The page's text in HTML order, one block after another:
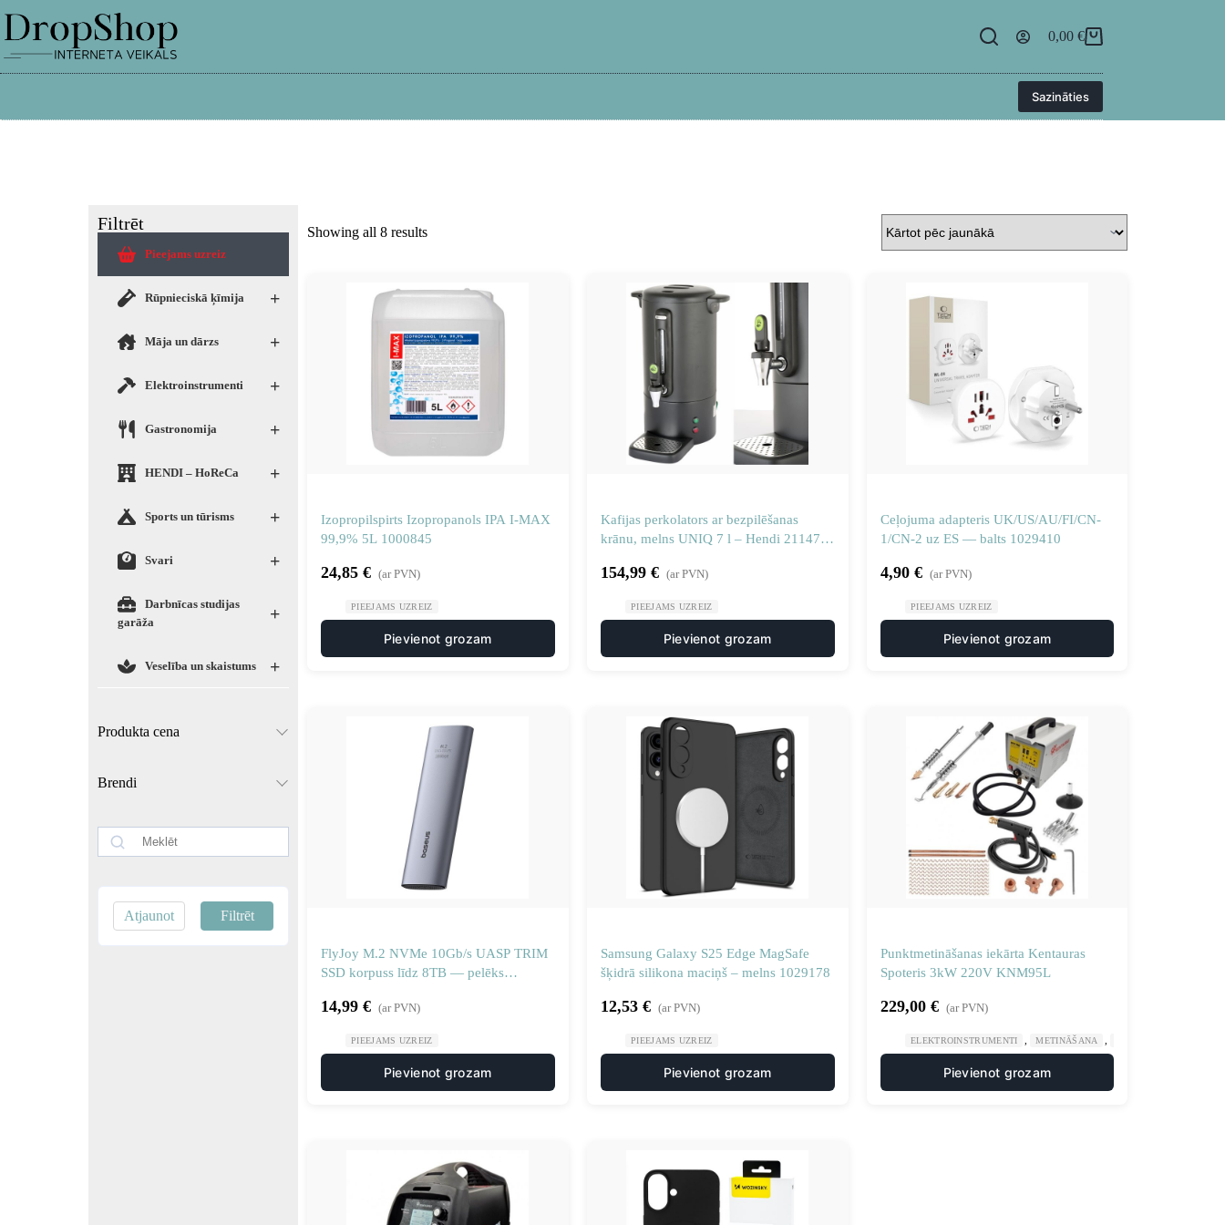
0,00 €
Sazināties
Filtrēt
Pieejams uzreiz
+
Rūpnieciskā ķīmija
+
Māja un dārzs
+
Elektroinstrumenti
+
Gastronomija
+
HENDI – HoReCa
+
Sports un tūrisms
+
Svari
+
Darbnīcas studijas
garāža
+
Veselība un skaistums
Produkta cena
Brendi
Filtrēt
Atjaunot
Showing all 8 results
Izopropilspirts Izopropanols IPA I-MAX
99,9% 5L 1000845
24,85 € (ar PVN)
PIEEJAMS UZREIZ
Pievienot grozam
Kafijas perkolators ar bezpilēšanas
krānu, melns UNIQ 7 l – Hendi 211472-
154,99 € (ar PVN)
PIEEJAMS UZREIZ
Pievienot grozam
Ceļojuma adapteris UK/US/AU/FI/CN-
1/CN-2 uz ES — balts 1029410
4,90 € (ar PVN)
PIEEJAMS UZREIZ
Pievienot grozam
FlyJoy M.2 NVMe 10Gb/s UASP TRIM
SSD korpuss līdz 8TB — pelēks
14,99 € (ar PVN)
PIEEJAMS UZREIZ
Pievienot grozam
Samsung Galaxy S25 Edge MagSafe
šķidrā silikona maciņš – melns 1029178
12,53 € (ar PVN)
PIEEJAMS UZREIZ
Pievienot grozam
Punktmetināšanas iekārta Kentauras
Spoteris 3kW 220V KNM95L
229,00 € (ar PVN)
ELEKTROINSTRUMENTI METINĀŠANA
Pievienot grozam